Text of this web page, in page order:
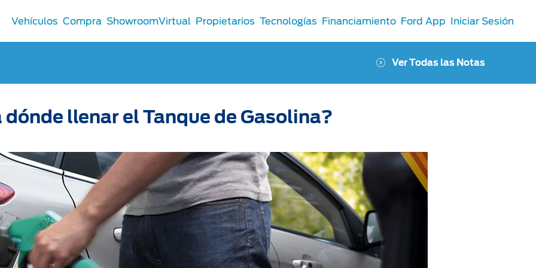
Distribuidor
Certificados
Vehículos Compra ShowroomVirtual Propietarios Tecnologías Financiamiento Ford App Iniciar Sesión
Ver Todas las Notas
llenar el Tanque de Gasolina?